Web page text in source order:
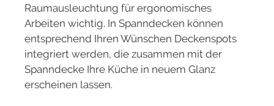
Raumausleuchtung für ergonomisches
Arbeiten wichtig. In Spanndecken können
entsprechend Ihren Wünschen Deckenspots
integriert werden, die zusammen mit der
Spanndecke Ihre Küche in neuem Glanz
erscheinen lassen.